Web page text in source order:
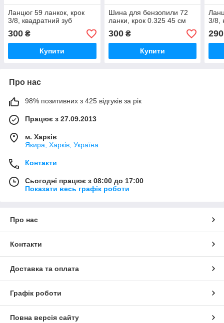
Ланцюг 59 ланкок, крок
3/8, квадратний зуб
300 ₴
Купити
Шина для бензопили 72
ланки, крок 0.325 45 см
300₴
Купити
3/8,
290
Про нас
98% позитивних з 425 відгуків за рік
Працює з 27.09.2013
м. Харків
Якира, Харків, Україна
Контакти
Сьогодні працює з 08:00 до 17:00
Показати весь графік роботи
Про нас
Контакти
Доставка та оплата
Графік роботи
Повна версія сайту